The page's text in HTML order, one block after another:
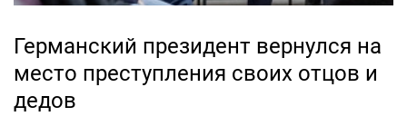
Германский президент вернулся на
место преступления своих отцов и
дедов